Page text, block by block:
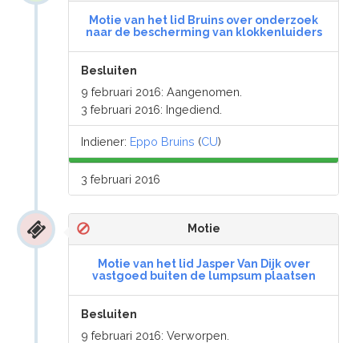
Motie van het lid Bruins over onderzoek
naar de bescherming van klokkenluiders
Besluiten
9 februari 2016: Aangenomen.
3 februari 2016: Ingediend.
Indiener: Eppo Bruins (CU)
3 februari 2016
Motie
Motie van het lid Jasper Van Dijk over
vastgoed buiten de lumpsum plaatsen
Besluiten
9 februari 2016: Verworpen.